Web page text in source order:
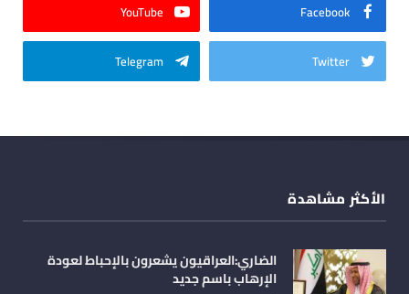
Facebook
YouTube
Twitter
Telegram
الأكثر مشاهدة
الضاري:العراقيون يشعرون بالإحباط لعودة
الإرهاب باسم جديد